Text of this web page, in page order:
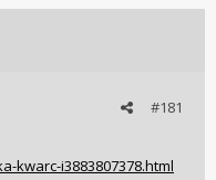
#181
kwarc-i3883807378.html